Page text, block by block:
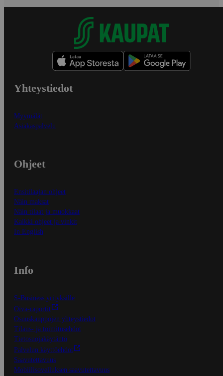
Yhteystiedot
Myymälät
Asiakaspalvelu
Ohjeet
Ensitilaajan ohjeet
Näin maksat
Näin tilaat ja muokkaat
Kaikki ohjeet ja vinkit
In English
Info
S-Business yrityksille
Oiva-raportit
Osuuskauppojen yhteystiedot
Tilaus- ja toimitusehdot
Tietosuojakäytäntö
Palvelun käyttöehdot
Saavutettavuus
Mobiilisovelluksen saavutettavuus